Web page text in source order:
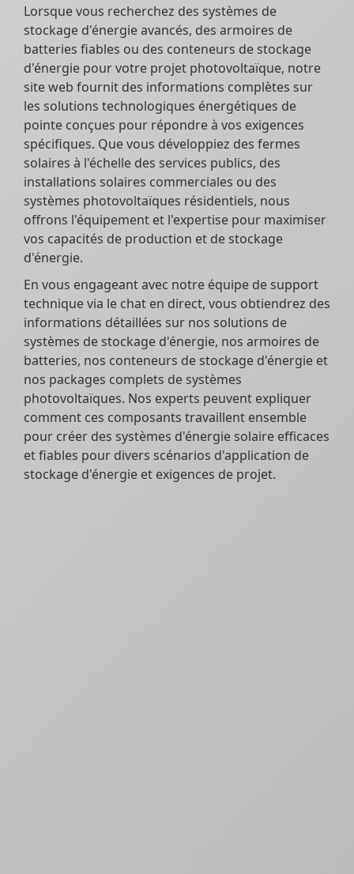
Lorsque vous recherchez des systèmes de
stockage d'énergie avancés, des armoires de
batteries fiables ou des conteneurs de stockage
d'énergie pour votre projet photovoltaïque, notre
site web fournit des informations complètes sur
les solutions technologiques énergétiques de
pointe conçues pour répondre à vos exigences
spécifiques. Que vous développiez des fermes
solaires à l'échelle des services publics, des
installations solaires commerciales ou des
systèmes photovoltaïques résidentiels, nous
offrons l'équipement et l'expertise pour maximiser
vos capacités de production et de stockage
d'énergie.
En vous engageant avec notre équipe de support
technique via le chat en direct, vous obtiendrez des
informations détaillées sur nos solutions de
systèmes de stockage d'énergie, nos armoires de
batteries, nos conteneurs de stockage d'énergie et
nos packages complets de systèmes
photovoltaïques. Nos experts peuvent expliquer
comment ces composants travaillent ensemble
pour créer des systèmes d'énergie solaire efficaces
et fiables pour divers scénarios d'application de
stockage d'énergie et exigences de projet.